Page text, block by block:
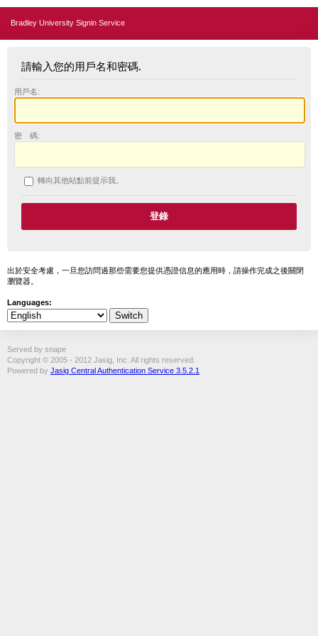
Bradley University Signin Service
請輸入您的用戶名和密碼.
用戶名:
密 碼:
轉向其他站點前提示我。
出於安全考慮，一旦您訪問過那些需要您提供憑證信息的應用時，請操作完成之後關閉
瀏覽器。
Languages:
Served by snape
Copyright © 2005 - 2012 Jasig, Inc. All rights reserved.
Powered by Jasig Central Authentication Service 3.5.2.1